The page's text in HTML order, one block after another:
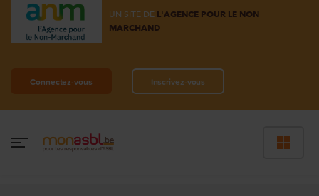
UN SITE DE L'AGENCE POUR LE NON
MARCHAND
Connectez-vous Inscrivez-vous